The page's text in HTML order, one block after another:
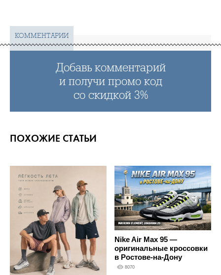
КОММЕНТАРИИ
Добавь комментарий
и получи промо код
со скидкой 3%
ПОХОЖИЕ СТАТЬИ
Nike Air Max 95 —
оригинальные кроссовки
в Ростове-на-Дону
8070